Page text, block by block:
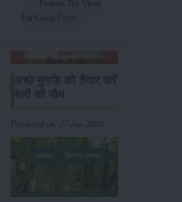
Published on: 27-Jan-2020